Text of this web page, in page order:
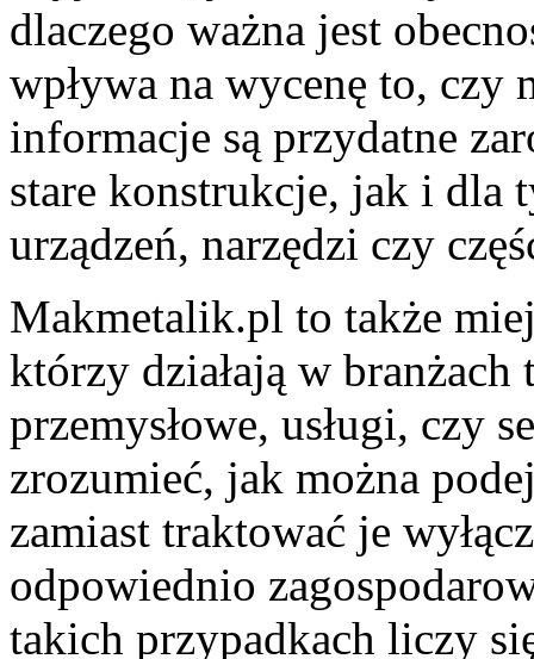
dlaczego ważna jest
wpływa na wycenę to, czy
informacje są przydatne
stare konstrukcje, jak i dla
urządzeń, narzędzi czy
Makmetalik.pl to także
którzy działają w
przemysłowe, usługi, czy
zrozumieć, jak można
zamiast traktować je
odpowiednio
takich przypadkach liczy